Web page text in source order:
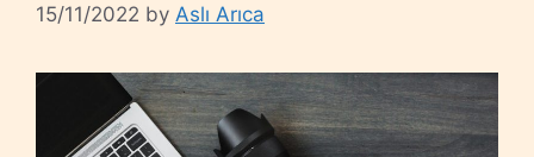
15/11/2022 by Aslı Arıca